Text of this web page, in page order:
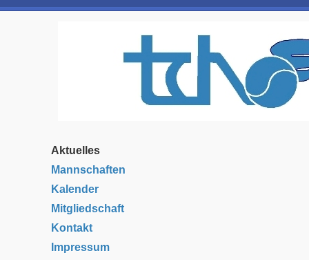
Aktuelles
Mannschaften
Kalender
Mitgliedschaft
Kontakt
Impressum